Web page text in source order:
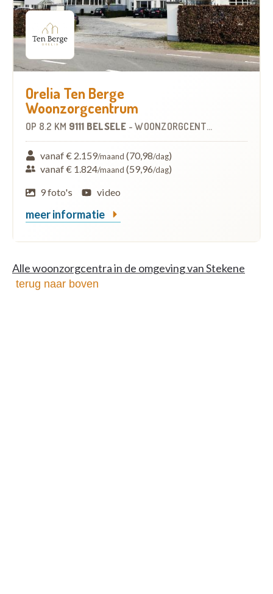
Orelia Ten Berge
Woonzorgcentrum
OP 8.2 KM 9111 BELSELE -WOONZORGCENTRUM (WZC)
vanaf € 2.159/maand (70,98/dag)
vanaf € 1.824/maand (59,96/dag)
9 foto's
video
meer informatie
Alle woonzorgcentra in de omgeving van Stekene
terug naar boven